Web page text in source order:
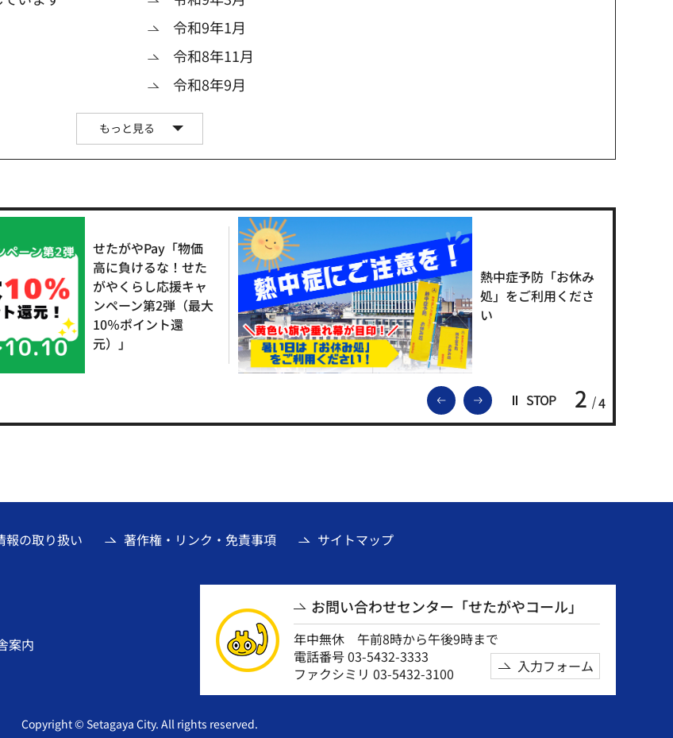
令和9年1月
令和8年11月
令和8年9月
もっと見る
前のスライドを表示
次のスライドを表示
STOP 2 4
せたがやPay「物価
高に負けるな！せた
がやくらし応援キャ
ンペーン第2弾（最大
10％ポイント還
元）」
熱中症予防「お休み
処」をご利用くださ
い
報の取り扱い 著作権・リンク・免責事項 サイトマップ
案内
お問い合わせセンター「せたがやコール」
年中無休 午前8時から午後9時まで
電話番号 03-5432-3333
ファクシミリ 03-5432-3100
入力フォーム
Copyright © Setagaya City. All rights reserved.